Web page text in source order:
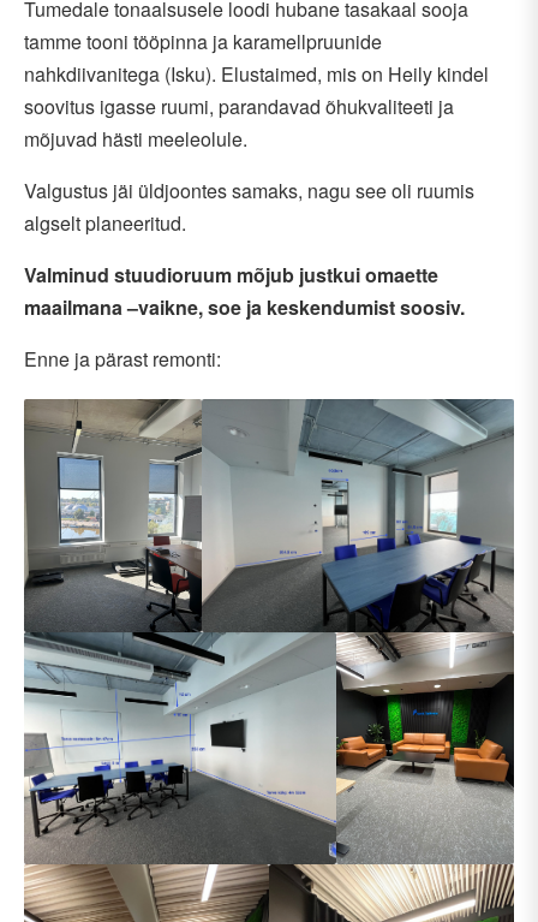
Tumedale tonaalsusele loodi hubane tasakaal sooja
tamme tooni tööpinna ja karamellpruunide
nahkdiivanitega (Isku). Elustaimed, mis on Heily kindel
soovitus igasse ruumi, parandavad õhukvaliteeti ja
mõjuvad hästi meeleolule.
Valgustus jäi üldjoontes samaks, nagu see oli ruumis
algselt planeeritud.
Valminud stuudioruum mõjub justkui omaette
maailmana –vaikne, soe ja keskendumist soosiv.
Enne ja pärast remonti: